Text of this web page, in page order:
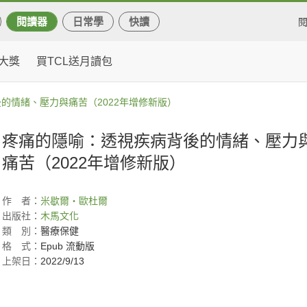
閱讀器 日常學 快讀
獎 買TCL送月讀包
情緒、壓力與痛苦（2022年增修新版）
疼痛的隱喻：透視疾病背後的情緒、壓力
痛苦（2022年增修新版）
作 者： 米歇爾‧歐杜爾
出版社： 木馬文化
類
別： 醫療保健
格
式： Epub 流動版
上架日： 2022/9/13